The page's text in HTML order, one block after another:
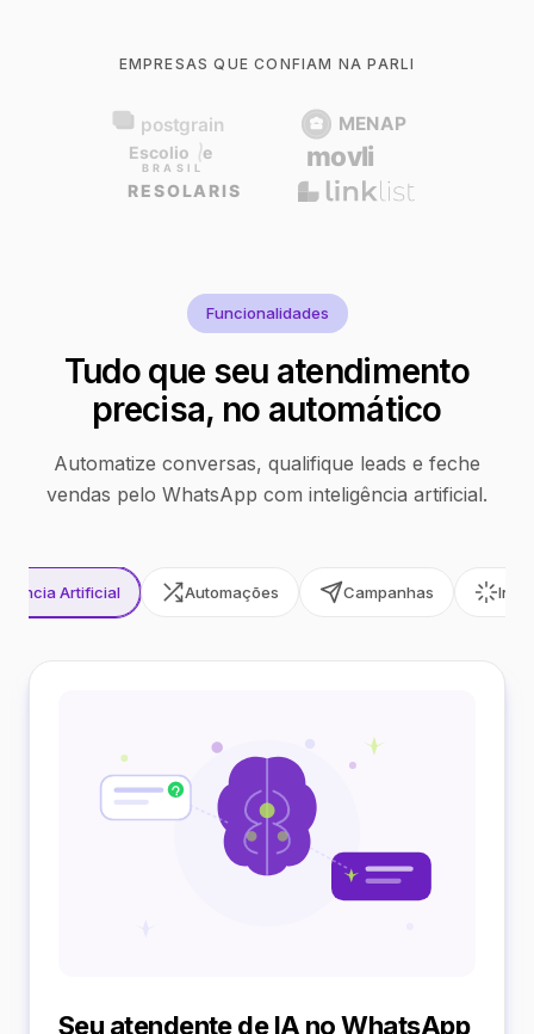
EMPRESAS QUE CONFIAM NA PARLI
Funcionalidades
Tudo que seu atendimento
precisa, no automático
Automatize conversas, qualifique leads e feche
vendas pelo WhatsApp com inteligência artificial.
Artificial Automações Campanhas
Seu atendente de IA no WhatsApp